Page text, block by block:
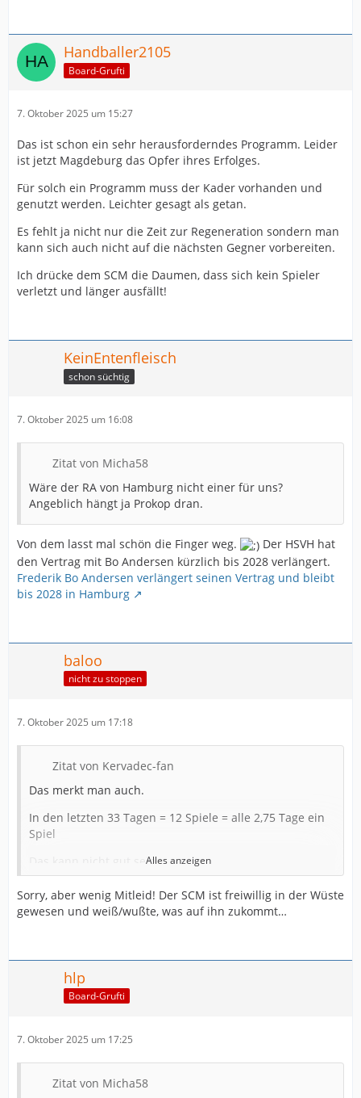
Handballer2105
Board-Grufti
7. Oktober 2025 um 15:27
Das ist schon ein sehr herausforderndes Programm. Leider
ist jetzt Magdeburg das Opfer ihres Erfolges.
Für solch ein Programm muss der Kader vorhanden und
genutzt werden. Leichter gesagt als getan.
Es fehlt ja nicht nur die Zeit zur Regeneration sondern man
kann sich auch nicht auf die nächsten Gegner vorbereiten.
Ich drücke dem SCM die Daumen, dass sich kein Spieler
verletzt und länger ausfällt!
KeinEntenfleisch
schon süchtig
7. Oktober 2025 um 16:08
Zitat von Micha58
Wäre der RA von Hamburg nicht einer für uns?
Angeblich hängt ja Prokop dran.
Von dem lasst mal schön die Finger weg.
Der HSVH hat
den Vertrag mit Bo Andersen kürzlich bis 2028 verlängert.
Frederik Bo Andersen verlängert seinen Vertrag und bleibt
bis 2028 in Hamburg
baloo
nicht zu stoppen
7. Oktober 2025 um 17:18
Zitat von Kervadec-fan
Das merkt man auch.
In den letzten 33 Tagen = 12 Spiele = alle 2,75 Tage ein
Spiel
Das kann nicht gut sein.
Im Oktober zwischen Leipzig + Dessau = 1 Tag und
zwischen Dessau + Bitola = 1 Tag
Regeneration = 0
Alles anzeigen
Sorry, aber wenig Mitleid! Der SCM ist freiwillig in der Wüste
gewesen und weiß/wußte, was auf ihn zukommt…
hlp
Board-Grufti
7. Oktober 2025 um 17:25
Zitat von Micha58